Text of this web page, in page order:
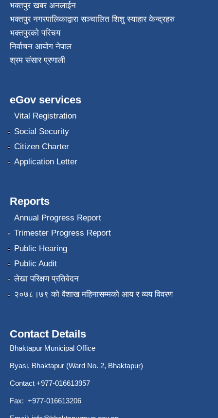
भक्तपुर खबर अनलाईन
भक्तपुर नगरपालिकाद्वारा सञ्चालित शिशु स्याहार केन्द्रहरु
भक्तपुरकाे परिचय
निर्वाचन आयोग नेपाल
श्रम संसार प्रणाली
eGov services
Vital Registration
Social Security
Citizen Charter
Application Letter
Reports
Annual Progress Report
Trimester Progress Report
Public Hearing
Public Audit
लेखा परिक्षण प्रतिवेदन
२०७८।७९ को वैशाख महिनासम्मको आय र व्यय विवरण
Contact Details
Bhaktapur Municipal Office
Byasi, Bhaktapur (Ward No. 2, Bhaktapur)
Contact +977-016613957
Fax: +977-016613206